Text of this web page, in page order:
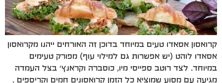
קרואסון אסאדו טעים במיוחד בדוכן זה האורחים ייהנו מקרואסון
אסאדו לוהט (יש אפשרות גם למילוי עוף) מפורק טעימים
במיוחד. לצד רוטב ספייסי מיו, כוסברה וקראנץ' בצל העמדה
מגיעה עם מסוע שמוציא כל הזמן קרואסונים חמים וקריספים .